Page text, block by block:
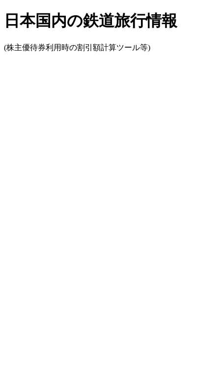
日本国内の鉄道旅行情報
(株主優待券利用時の割引額計算ツール等)